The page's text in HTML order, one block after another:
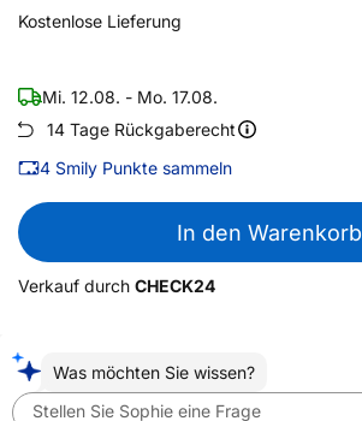
Kostenlose Lieferung
Mi. 12.08. - Mo. 17.08.
14 Tage Rückgaberecht
4 Smily Punkte sammeln
In den Warenkorb
Verkauf durch CHECK24
Was möchten Sie wissen?
Stellen Sie Sophie eine Frage